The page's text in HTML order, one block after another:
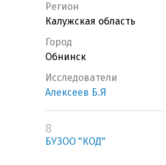
Регион
Калужская область
Город
Обнинск
Исследователи
Алексеев Б.Я
8
БУЗОО "КОД"